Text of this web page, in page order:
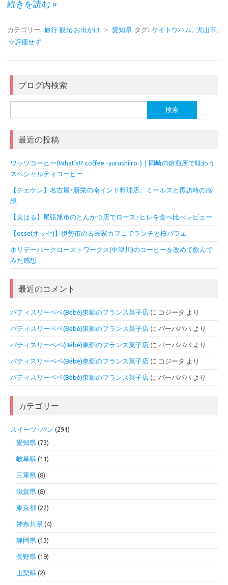
続きを読む »
カテゴリー: 旅行 観光 お出かけ ＞ 愛知県 タグ: サイトウハム , 犬山市,
☆評価せず
ブログ内検索
索:
最近の投稿
ワッツコーヒー(What’s!? coffee -yurushiiro-)｜岡崎の焙煎所で味わう
スペシャルティコーヒー
【チェケレ】名古屋･新栄の南インド料理店。ミールスと再訪時の感
想
【美はる】尾張旭市のとんかつ店でロース･ヒレを食べ比べレビュー
【osse(オッセ)】伊勢市の古民家カフェでランチと桜パフェ
ホリデーパークローストワークス(中津川)のコーヒーを改めて飲んで
みた感想
最近のコメント
パティスリーベベ(Bébé)東郷のフランス菓子店 に コジータ より
パティスリーベベ(Bébé)東郷のフランス菓子店 に バーバパパ より
パティスリーベベ(Bébé)東郷のフランス菓子店 に バーバパパ より
パティスリーベベ(Bébé)東郷のフランス菓子店 に コジータ より
パティスリーベベ(Bébé)東郷のフランス菓子店 に バーバパパ より
カテゴリー
スイーツ･パン (291)
愛知県 (73)
岐阜県 (11)
三重県 (8)
滋賀県 (8)
東京都 (22)
神奈川県 (4)
静岡県 (13)
長野県 (19)
山梨県 (2)